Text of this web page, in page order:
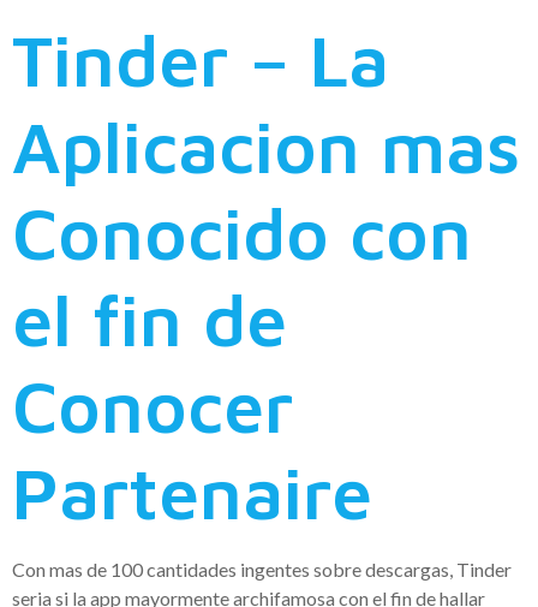
Tinder – La
Aplicacion mas
Conocido con
el fin de
Conocer
Partenaire
Con mas de 100 cantidades ingentes sobre descargas, Tinder
seri­a si la app mayormente archifamosa con el fin de hallar